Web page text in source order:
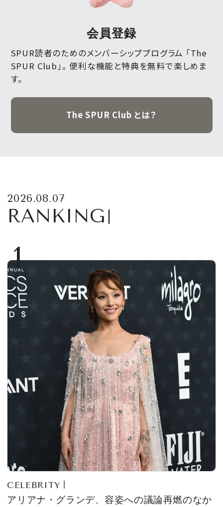
会員登録
SPUR読者のためのメンバーシッププログラム 「The
SPUR Club」。 便利な機能と特典を無料で楽しめま
す。
The SPUR Club とは？
2026.08.07
RANKING
1
CELEBRITY
アリアナ・グランデ、容姿への議論再燃のなか